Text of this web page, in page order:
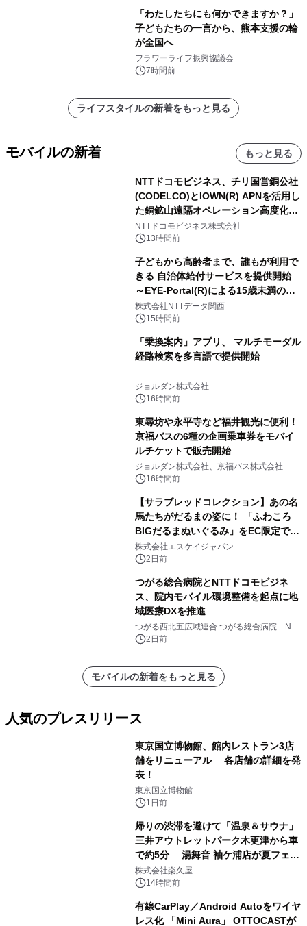
「わたしたちにも何かできますか？」
子どもたちの一言から、熊本支援の輪
が全国へ
フラワーライフ振興協議会
7時間前
ライフスタイルの新着をもっと見る
モバイルの新着 もっと見る
NTTドコモビジネス、チリ国営銅公社
(CODELCO)とIOWN(R) APNを活用し
た銅鉱山遠隔オペレーション高度化に
向けた調査・実証を開始
NTTドコモビジネス株式会社
13時間前
子どもから高齢者まで、誰もが利用で
きる 自治体給付サービスを提供開始
～EYE-Portal(R)による15歳未満の本
人認証と デジタルデバイド対策で実現
～
株式会社NTTデータ関西
15時間前
「乗換案内」アプリ、 マルチモーダル
経路検索を多言語で提供開始
ジョルダン株式会社
16時間前
東尋坊や永平寺など福井観光に便利！
京福バスの6種の企画乗車券をモバイ
ルチケットで販売開始
ジョルダン株式会社、京福バス株式会社
16時間前
【サラブレッドコレクション】あの名
馬たちがだるまの姿に！ 「ふわころ
BIGだるまぬいぐるみ」をEC限定で受
注販売開始
株式会社エスケイジャパン
2日前
つがる総合病院とNTTドコモビジネ
ス、院内モバイル環境整備を起点に地
域医療DXを推進
つがる西北五広域連合 つがる総合病院 NTT
ドコモビジネス株式会社
2日前
モバイルの新着をもっと見る
人気のプレスリリース
東京国立博物館、館内レストラン3店
舗をリニューアル 各店舗の詳細を発
表！
東京国立博物館
1日前
帰りの渋滞を避けて「温泉＆サウナ」
三井アウトレットパーク木更津から車
で約5分 湯舞音 袖ケ浦店が夏フェア
メニューを提供
株式会社楽久屋
14時間前
有線CarPlay／Android Autoをワイヤ
レス化 「Mini Aura」 OTTOCASTが